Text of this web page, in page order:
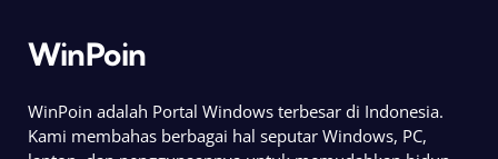
WinPoin
WinPoin adalah Portal Windows terbesar di Indonesia.
Kami membahas berbagai hal seputar Windows, PC,